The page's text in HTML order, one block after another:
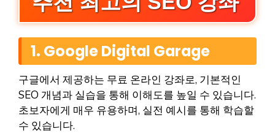
1. Google Digital Garage
구글에서 제공하는 무료 온라인 강좌로, 기본적인
SEO 개념과 실습을 통해 이해도를 높일 수 있습니다.
초보자에게 매우 유용하며, 실전 예시를 통해 학습할
수 있습니다.